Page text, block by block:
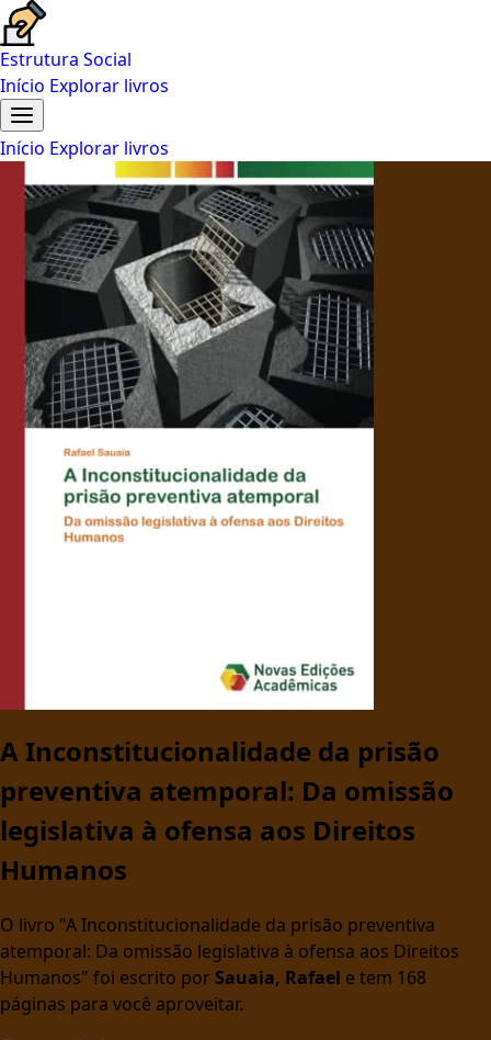
Estrutura Social
Início Explorar livros
Início Explorar livros
A Inconstitucionalidade da prisão
preventiva atemporal: Da omissão
legislativa à ofensa aos Direitos
Humanos
O livro "A Inconstitucionalidade da prisão preventiva
atemporal: Da omissão legislativa à ofensa aos Direitos
Humanos" foi escrito por Sauaia, Rafael e tem 168
páginas para você aproveitar.